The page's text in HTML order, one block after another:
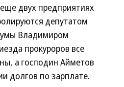
двух предприятиях
депутатом
Владимиром
прокуроров все
а господин Айметов
долгов по зарплате.